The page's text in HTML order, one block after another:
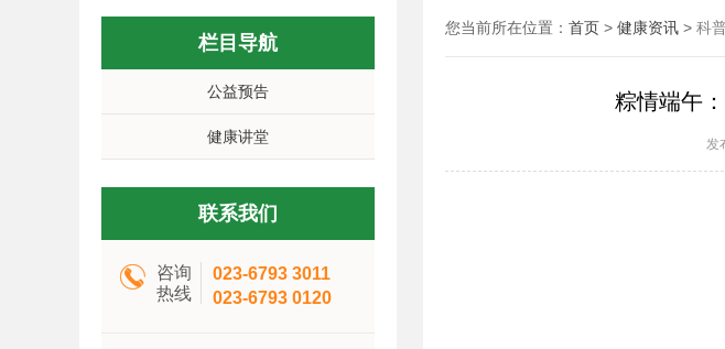
栏目导航
公益预告
健康讲堂
联系我们

咨询
热线
023-6793 3011
023-6793 0120
您当前所在位置： 首页 > 健康资讯 > 科
粽情端午
发